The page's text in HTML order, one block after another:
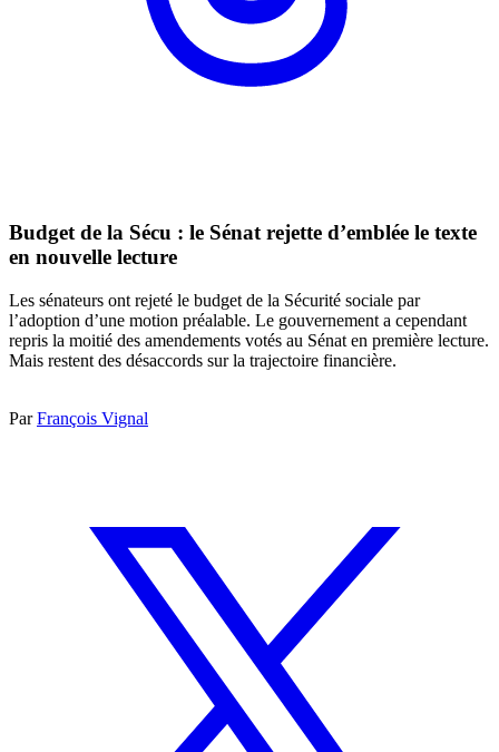
Budget de la Sécu : le Sénat rejette d’emblée le texte
en nouvelle lecture
Les sénateurs ont rejeté le budget de la Sécurité sociale par
l’adoption d’une motion préalable. Le gouvernement a cependant
repris la moitié des amendements votés au Sénat en première lecture.
Mais restent des désaccords sur la trajectoire financière.
ParFrançois Vignal